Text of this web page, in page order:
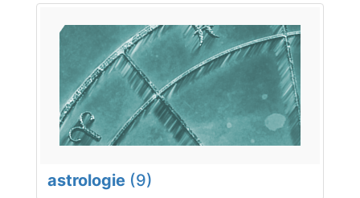
astrologie (9)